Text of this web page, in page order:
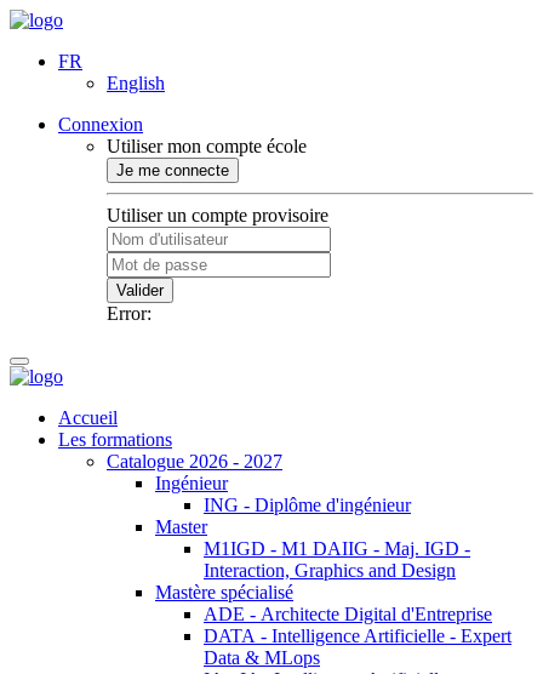
FR
English
Connexion
Utiliser mon compte école
Je me connecte
Utiliser un compte provisoire
Valider
Error:
Accueil
Les formations
Catalogue 2026 - 2027
Ingénieur
ING - Diplôme d'ingénieur
Master
M1IGD - M1 DAIIG - Maj. IGD -
Interaction, Graphics and Design
Mastère spécialisé
ADE - Architecte Digital d'Entreprise
DATA - Intelligence Artificielle - Expert
Data & MLops